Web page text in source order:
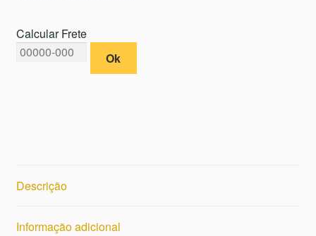
Calcular Frete
Ok
Descrição
Informação adicional